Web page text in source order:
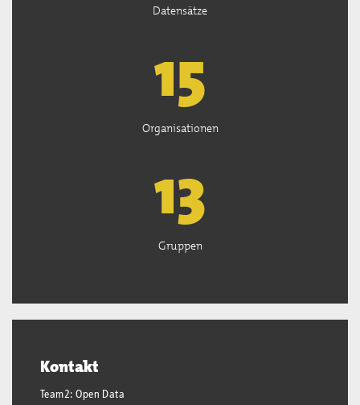
Datensätze
15
Organisationen
13
Gruppen
Kontakt
Team2: Open Data